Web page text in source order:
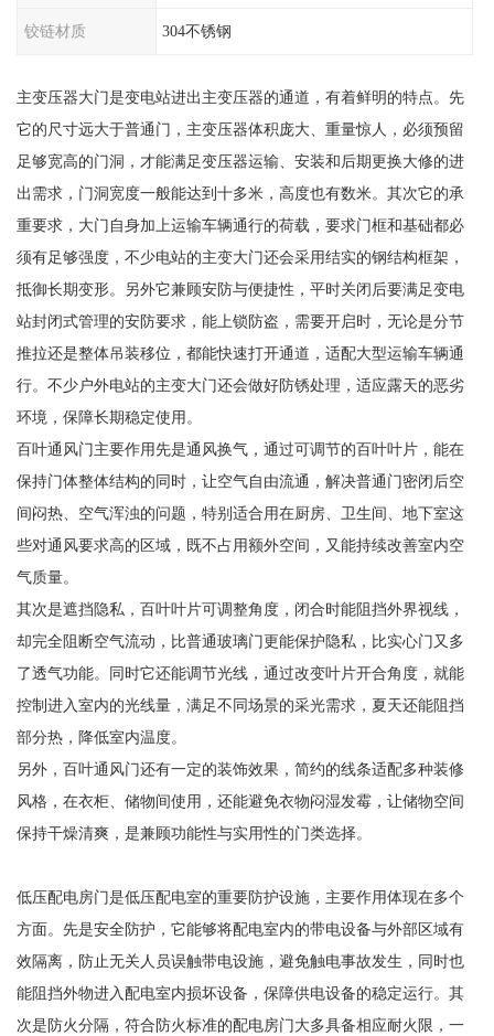
铰链材质 304不锈钢
主变压器大门是变电站进出主变压器的通道，有着鲜明的特点。先
它的尺寸远大于普通门，主变压器体积庞大、重量惊人，必须预留
足够宽高的门洞，才能满足变压器运输、安装和后期更换大修的进
出需求，门洞宽度一般能达到十多米，高度也有数米。其次它的承
重要求，大门自身加上运输车辆通行的荷载，要求门框和基础都必
须有足够强度，不少电站的主变大门还会采用结实的钢结构框架，
抵御长期变形。另外它兼顾安防与便捷性，平时关闭后要满足变电
站封闭式管理的安防要求，能上锁防盗，需要开启时，无论是分节
推拉还是整体吊装移位，都能快速打开通道，适配大型运输车辆通
行。不少户外电站的主变大门还会做好防锈处理，适应露天的恶劣
环境，保障长期稳定使用。
百叶通风门主要作用先是通风换气，通过可调节的百叶叶片，能在
保持门体整体结构的同时，让空气自由流通，解决普通门密闭后空
间闷热、空气浑浊的问题，特别适合用在厨房、卫生间、地下室这
些对通风要求高的区域，既不占用额外空间，又能持续改善室内空
气质量。
其次是遮挡隐私，百叶叶片可调整角度，闭合时能阻挡外界视线，
却完全阻断空气流动，比普通玻璃门更能保护隐私，比实心门又多
了透气功能。同时它还能调节光线，通过改变叶片开合角度，就能
控制进入室内的光线量，满足不同场景的采光需求，夏天还能阻挡
部分热，降低室内温度。
另外，百叶通风门还有一定的装饰效果，简约的线条适配多种装修
风格，在衣柜、储物间使用，还能避免衣物闷湿发霉，让储物空间
保持干燥清爽，是兼顾功能性与实用性的门类选择。
低压配电房门是低压配电室的重要防护设施，主要作用体现在多个
方面。先是安全防护，它能够将配电室内的带电设备与外部区域有
效隔离，防止无关人员误触带电设施，避免触电事故发生，同时也
能阻挡外物进入配电室内损坏设备，保障供电设备的稳定运行。其
次是防火分隔，符合防火标准的配电房门大多具备相应耐火限，一